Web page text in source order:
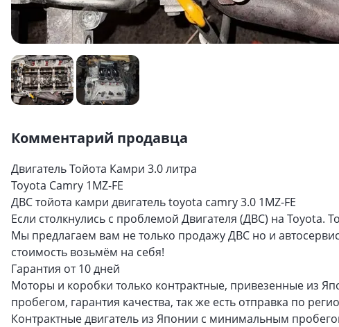
Комментарий продавца
Двигатель Тойота Камри 3.0 литра
Toyota Camry 1MZ-FE
ДВС тойота камри двигатель toyota camry 3.0 1MZ-FE
Если столкнулись с проблемой Двигателя (ДВС) на Toyota.
Мы предлагаем вам не только продажу ДВС но и автосервис
стоимость возьмём на себя!
Гарантия от 10 дней
Моторы и коробки только контрактные, привезенные из
пробегом, гарантия качества, так же есть отправка по
Контрактные двигатель из Японии с минимальным